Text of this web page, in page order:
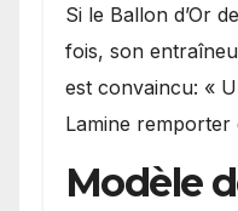
Si le Ballon d’Or
fois, son
est convaincu: «
Lamine remporter
Modèle